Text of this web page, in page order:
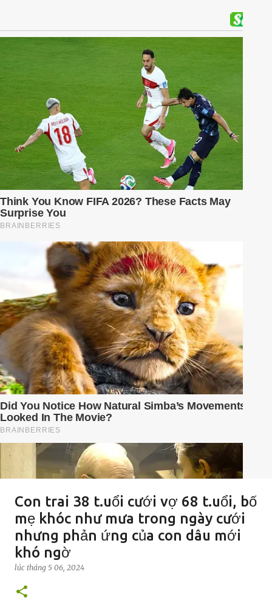
Con trai 38 t.uổi cưới vợ 68 t.uổi, bố
mẹ khóc như mưa trong ngày cưới
nhưng phản ứng của con dâu mới
khó ngờ
lúc tháng 5 06, 2024